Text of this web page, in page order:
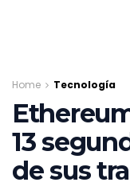
Home Tecnología
13
de sus